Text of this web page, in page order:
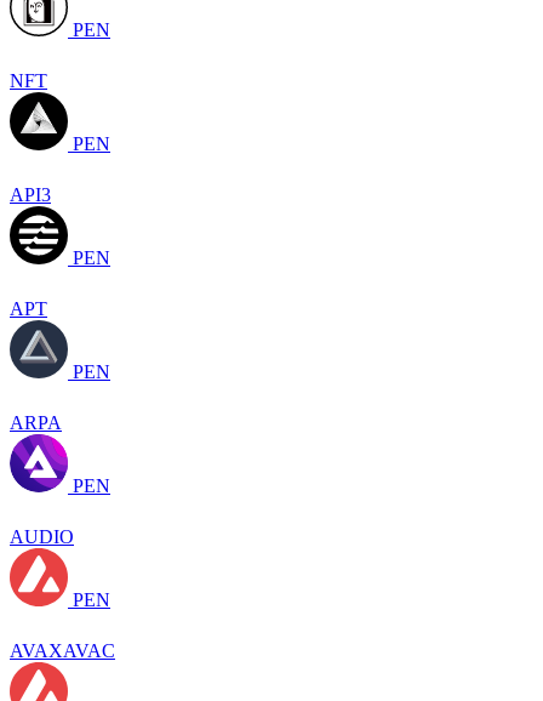
PEN
NFT
PEN
API3
PEN
APT
PEN
ARPA
PEN
AUDIO
PEN
AVAXAVAC